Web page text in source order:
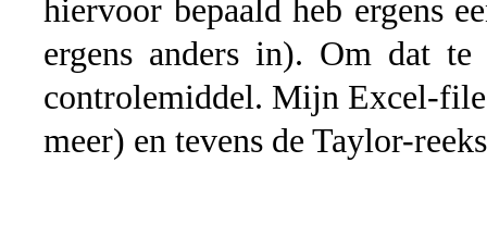
hiervoor bepaald heb ergens
ergens anders in). Om dat
controlemiddel. Mijn Excel-
meer) en tevens de Taylor-